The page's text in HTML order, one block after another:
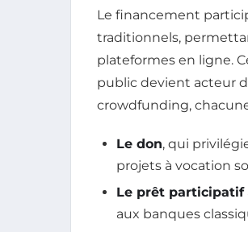
Le financement
traditionnels,
plateformes en ligne.
public devient acteur
crowdfunding,
Le don, qui
projets à vocation
Le prêt participatif
aux banques